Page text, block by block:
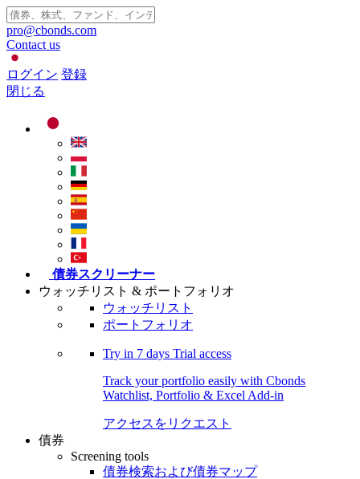
pro@cbonds.com
Contact us
ログイン 登録
閉じる
債券スクリーナー
ウォッチリスト & ポートフォリオ
ウォッチリスト
ポートフォリオ
Try in 7 days Trial access
Track your portfolio easily with Cbonds
Watchlist, Portfolio & Excel Add-in
アクセスをリクエスト
債券
Screening tools
債券検索および債券マップ